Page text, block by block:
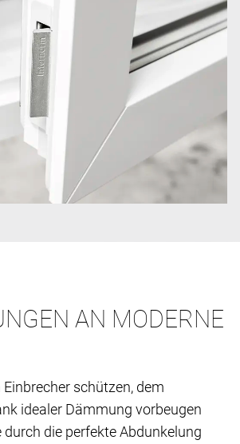
AN MODERNE
schützen, dem
idealer Dämmung vorbeugen
durch die perfekte Abdunkelung